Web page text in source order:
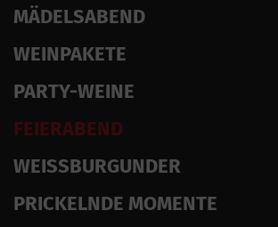
MÄDELSABEND
WEINPAKETE
PARTY-WEINE
FEIERABEND
WEISSBURGUNDER
PRICKELNDE MOMENTE